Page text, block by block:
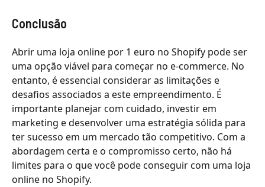
Conclusão
Abrir uma loja online por 1 euro no Shopify pode ser
uma opção viável para começar no e-commerce. No
entanto, é essencial considerar as limitações e
desafios associados a este empreendimento. É
importante planejar com cuidado, investir em
marketing e desenvolver uma estratégia sólida para
ter sucesso em um mercado tão competitivo. Com a
abordagem certa e o compromisso certo, não há
limites para o que você pode conseguir com uma loja
online no Shopify.